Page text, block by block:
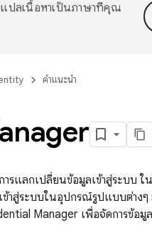
ปลเนื้อหาเป็นภาษาที่คุณ
คำแนะนำ
รแลกเปลี่ยนข้อมูลเข้าสู่ระบบ
าสู่ระบบในอุปกรณ์รูปแบบต่าง
Manager เพื่อจัดการข้อ